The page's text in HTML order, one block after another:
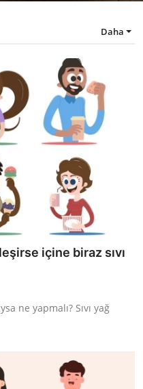
Daha
içine biraz sıvı
ne yapmalı? Sıvı yağ